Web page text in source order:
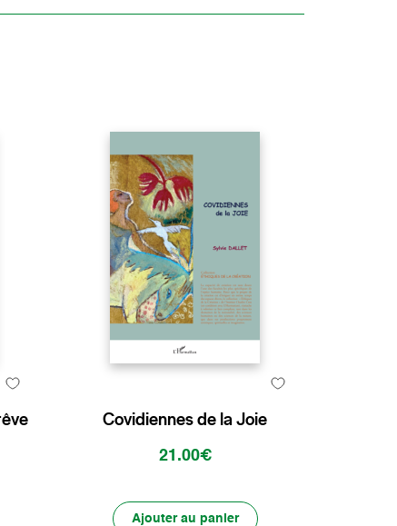
Covidiennes de la Joie
21.00€
Ajouter au panier